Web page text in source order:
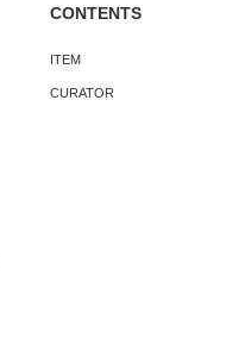
CONTENTS
ITEM
CURATOR